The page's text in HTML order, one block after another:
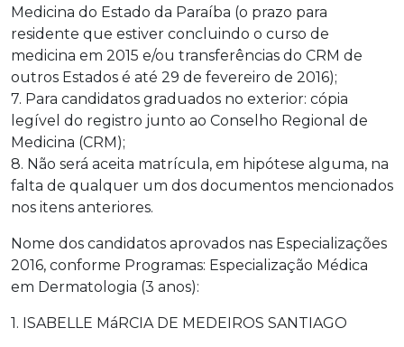
Medicina do Estado da Paraíba (o prazo para
residente que estiver concluindo o curso de
medicina em 2015 e/ou transferências do CRM de
outros Estados é até 29 de fevereiro de 2016);
7. Para candidatos graduados no exterior: cópia
legível do registro junto ao Conselho Regional de
Medicina (CRM);
8. Não será aceita matrícula, em hipótese alguma, na
falta de qualquer um dos documentos mencionados
nos itens anteriores.
Nome dos candidatos aprovados nas Especializações
2016, conforme Programas: Especialização Médica
em Dermatologia (3 anos):
1. ISABELLE MáRCIA DE MEDEIROS SANTIAGO